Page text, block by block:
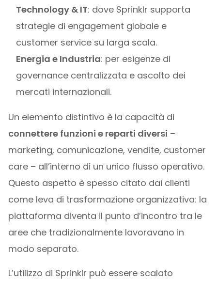
Technology & IT: dove Sprinklr supporta
strategie di engagement globale e
customer service su larga scala.
Energia e Industria: per esigenze di
governance centralizzata e ascolto dei
mercati internazionali.
Un elemento distintivo è la capacità di
connettere funzioni e reparti diversi –
marketing, comunicazione, vendite, customer
care – all’interno di un unico flusso operativo.
Questo aspetto è spesso citato dai clienti
come leva di trasformazione organizzativa: la
piattaforma diventa il punto d’incontro tra le
aree che tradizionalmente lavoravano in
modo separato.
L’utilizzo di Sprinklr può essere scalato